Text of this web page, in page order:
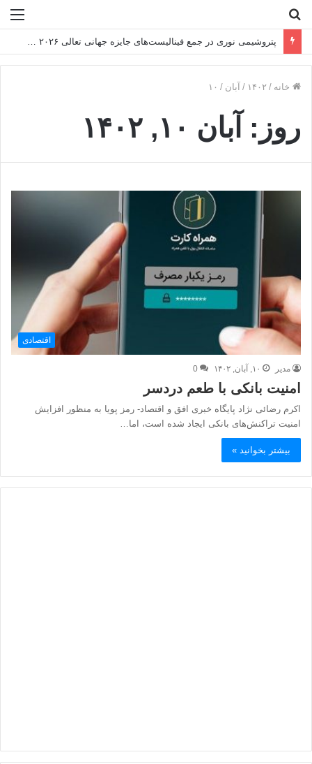
پتروشیمی نوری در جمع فینالیست‌های جایزه جهانی تعالی WPC Energy ۲۰۲۶
خانه / ۱۴۰۲ / آبان / ۱۰
روز: آبان ۱۰, ۱۴۰۲
اقتصادی
مدیر ۱۰, آبان, ۱۴۰۲ 0
امنیت بانکی با طعم دردسر
اکرم رضائی نژاد پایگاه خبری افق و اقتصاد- رمز پویا به منظور افزایش
امنیت تراکنش‌های بانکی ایجاد شده است، اما…
بیشتر بخوانید »